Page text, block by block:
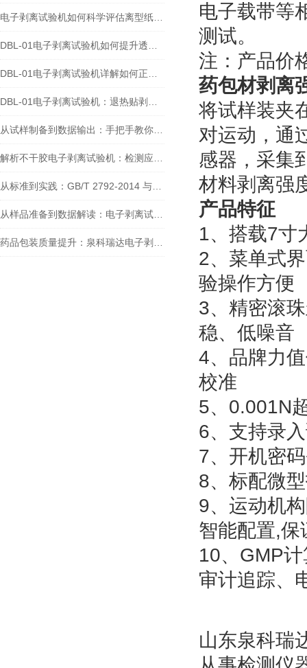
电子载带等
测试。
注：产品价
药包材剥离
将试样装夹
对运动，通
感器，采集
材料剥离强
产品特征
1、搭载7寸
2、菜单式
验操作方便
3、精密滚
稳、低噪音
4、品牌力
校准
5、0.001N
6、支持录
7、开机密
8、标配微
9、运动机
智能配置,保
10、GMP
审计追踪、
山东泉科瑞